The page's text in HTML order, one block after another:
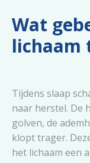
Wat
lichaam
Tijdens slaap
naar herstel. De
golven, de
klopt trager.
het lichaam een